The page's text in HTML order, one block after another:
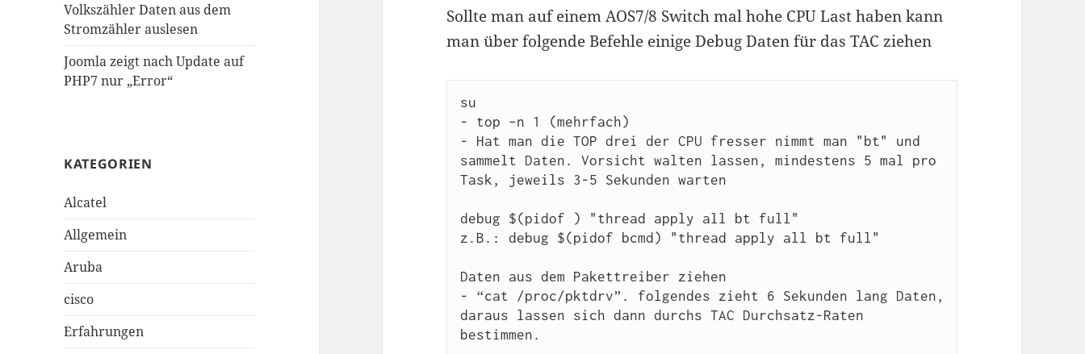
Volkszähler Daten aus dem
Stromzähler auslesen
Joomla zeigt nach Update auf
PHP7 nur „Error“
KATEGORIEN
Alcatel
Allgemein
Aruba
cisco
Erfahrungen
Sollte man auf einem AOS7/8 Switch mal hohe CPU Last haben kann
man über folgende Befehle einige Debug Daten für das TAC ziehen
su
- top –n 1 (mehrfach)
- Hat man die TOP drei der CPU fresser nimmt man "bt" und
sammelt Daten. Vorsicht walten lassen, mindestens 5 mal pro
Task, jeweils 3-5 Sekunden warten
debug $(pidof
) "thread apply all bt full"
z.B.: debug $(pidof bcmd) "thread apply all bt full"
Daten aus dem Pakettreiber ziehen
- “cat /proc/pktdrv”. folgendes zieht 6 Sekunden lang Daten,
daraus lassen sich dann durchs TAC Durchsatz-Raten
bestimmen.